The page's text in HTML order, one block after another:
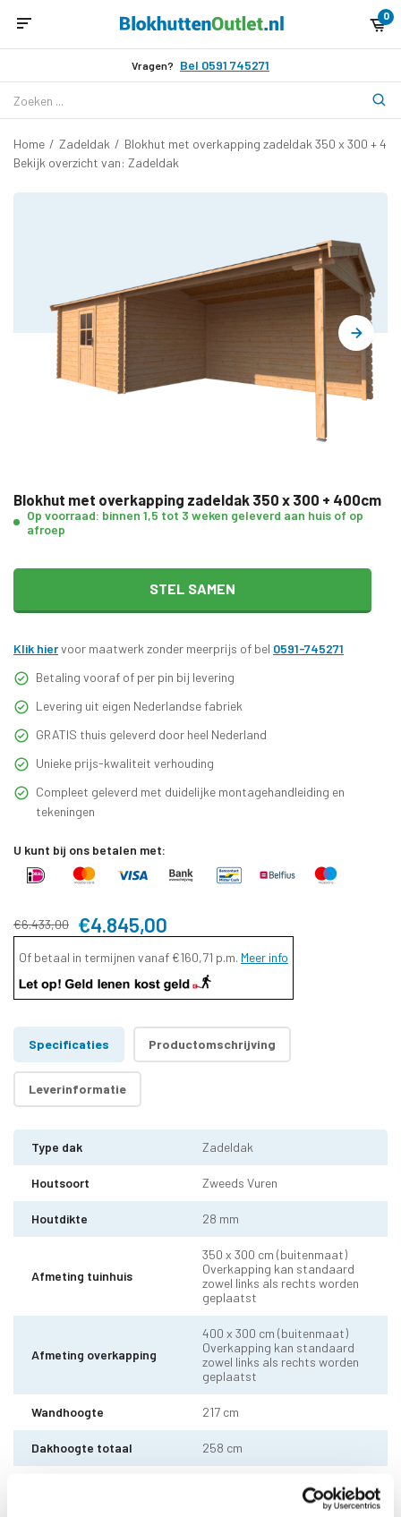
0
Vragen? Bel 0591 745271
Home / Zadeldak / Blokhut met overkapping zadeldak 350 x 300 +
Bekijk overzicht van: Zadeldak
Blokhut met overkapping zadeldak 350 x 300 + 400cm
Op voorraad: binnen 1,5 tot 3 weken geleverd aan huis of op
afroep
STEL SAMEN
Klik hiervoor maatwerk zonder meerprijs of bel 0591-745271
Betaling vooraf of per pin bij levering
Levering uit eigen Nederlandse fabriek
GRATIS thuis geleverd door heel Nederland
Unieke prijs-kwaliteit verhouding
Compleet geleverd met duidelijke montagehandleiding en
tekeningen
U kunt bij ons betalen met:
€6.433,00 €4.845,00
Of betaal in termijnen vanaf €160,71 p.m. Meer info
Specificaties Productomschrijving
Leverinformatie
Type dak Zadeldak
Houtsoort Zweeds Vuren
Houtdikte 28 mm
Afmeting tuinhuis
350 x 300 cm (buitenmaat)
Overkapping kan standaard
zowel links als rechts worden
geplaatst
Afmeting overkapping
400 x 300 cm (buitenmaat)
Overkapping kan standaard
zowel links als rechts worden
geplaatst
Wandhoogte 217 cm
Dakhoogte totaal 258 cm
10 x 10 cm - 1 stuks incl.